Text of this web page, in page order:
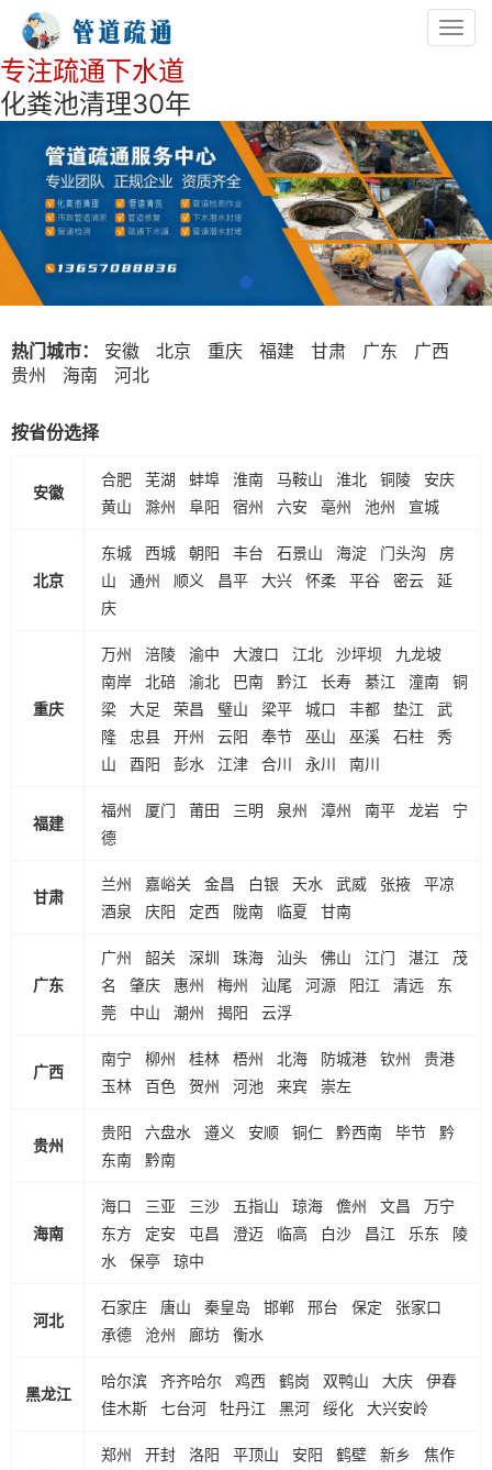
专注疏通下水道
化粪池清理30年
热门城市： 安徽 北京 重庆 福建 甘肃 广东
广西
贵州
海南 河北
按省份选择
安徽
合肥 芜湖 蚌埠 淮南 马鞍山 淮北 铜陵
安庆
黄山
滁州 阜阳 宿州 六安 亳州 池州 宣城
北京
东城 西城 朝阳 丰台 石景山 海淀 门头沟
房
山
通州 顺义 昌平 大兴 怀柔 平谷 密云
延
庆
重庆
万州 涪陵 渝中 大渡口 江北 沙坪坝
九龙坡
南岸
北碚 渝北 巴南 黔江 长寿 綦江 潼南
铜
梁
大足 荣昌 璧山 梁平 城口 丰都 垫江
武
隆
忠县 开州 云阳 奉节 巫山 巫溪 石柱
秀
山
酉阳 彭水 江津 合川 永川 南川
福建
福州 厦门 莆田 三明 泉州 漳州 南平 龙岩
宁
德
甘肃
兰州 嘉峪关 金昌 白银 天水 武威 张掖
平凉
酒泉
庆阳 定西 陇南 临夏 甘南
广东
广州 韶关 深圳 珠海 汕头 佛山 江门 湛江
茂
名
肇庆 惠州 梅州 汕尾 河源 阳江 清远
东
莞
中山 潮州 揭阳 云浮
广西
南宁 柳州 桂林 梧州 北海 防城港 钦州
贵港
玉林
百色 贺州 河池 来宾 崇左
贵州
贵阳 六盘水 遵义 安顺 铜仁 黔西南 毕节
黔
东南
黔南
海南
海口 三亚 三沙 五指山 琼海 儋州 文昌
万宁
东方
定安 屯昌 澄迈 临高 白沙 昌江 乐东
陵
水
保亭 琼中
河北
石家庄 唐山 秦皇岛 邯郸 邢台 保定
张家口
承德
沧州 廊坊 衡水
黑龙江
哈尔滨 齐齐哈尔 鸡西 鹤岗 双鸭山 大庆
伊春
佳木斯
七台河 牡丹江 黑河 绥化 大兴安岭
郑州 开封 洛阳 平顶山 安阳 鹤壁 新乡
焦作